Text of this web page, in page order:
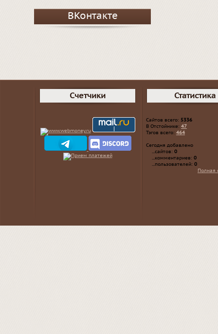
ВКонтакте
Счетчики Статистика
Сайтов всего: 5336
В Отстойнике: 47
Тэгов всего: 464
Сегодня добавлено
...сайтов: 0
...комментариев: 0
...пользователей: 0
Полная